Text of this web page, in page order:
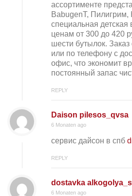
ассортименте
BabugenT, Пилигрим,
специальная
ценам от 300 до 420
шести бутылок.
или по телефону с
офис, что экономит
постоянный запас
REPLY
Daison pilesos_qvsa
6 Monaten ago
сервис дайсон в спб
REPLY
dostavka
6 Monaten ago